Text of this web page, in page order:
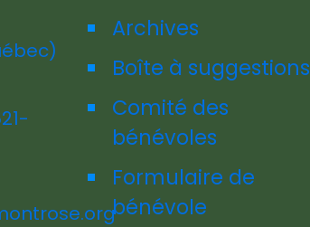
Archives
Boîte à suggestions
Comité des
bénévoles
Formulaire de
bénévole